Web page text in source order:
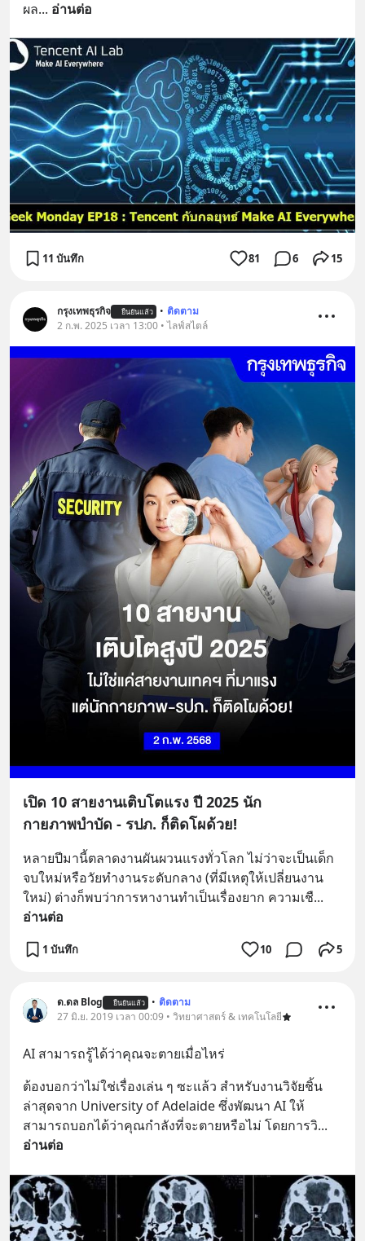
ผล... อ่านต่อ
11 บันทึก 81 6 15
กรุงเทพธุรกิจ ยืนยันแล้ว • ติดตาม
2 ก.พ. 2025 เวลา 13:00 • ไลฟ์สไตล์
เปิด 10 สายงานเติบโตแรง ปี 2025 นัก
กายภาพบำบัด - รปภ. ก็ติดโผด้วย!
หลายปีมานี้ตลาดงานผันผวนแรงทั่วโลก ไม่ว่าจะเป็นเด็ก
จบใหม่หรือวัยทำงานระดับกลาง (ที่มีเหตุให้เปลี่ยนงาน
ใหม่) ต่างก็พบว่าการหางานทำเป็นเรื่องยาก ความเชื
อ่านต่อ
1 บันทึก 10 5
ด.ดล Blog ยืนยันแล้ว • ติดตาม
27 มิ.ย. 2019 เวลา 00:09 • วิทยาศาสตร์ & เทคโนโลยี
AI สามารถรู้ได้ว่าคุณจะตายเมื่อไหร่
ต้องบอกว่าไม่ใช่เรื่องเล่น ๆ ซะแล้ว สำหรับงานวิจัยชิ้น
ล่าสุดจาก University of Adelaide ซึ่งพัฒนา AI ให้
สามารถบอกได้ว่าคุณกำลังที่จะตายหรือไม่ โดยการวิ
อ่านต่อ